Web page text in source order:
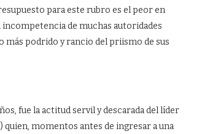
para este rubro es el peor en
de muchas autoridades
más podrido y rancio del priismo de sus
fue la actitud servil y descarada del líder
quien, momentos antes de ingresar a una